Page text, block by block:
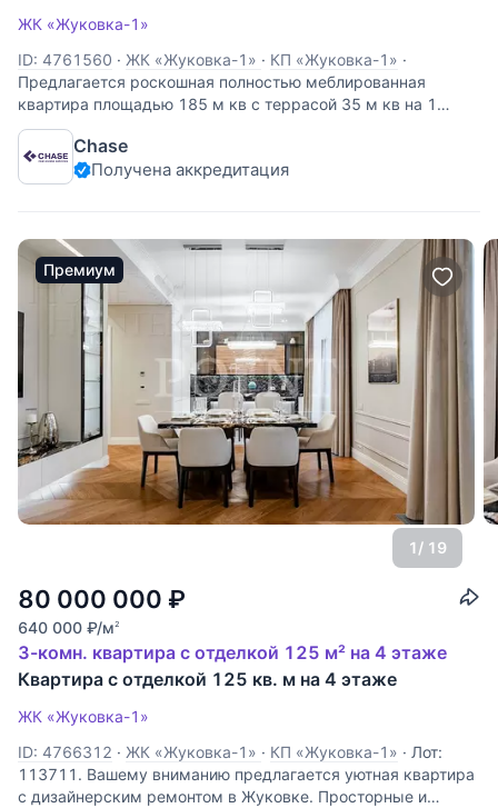
ЖК «Жуковка-1»
ID: 4761560 · ЖК «Жуковка-1» · КП «Жуковка-1» ·
Предлагается роскошная полностью меблированная
квартира площадью 185 м кв с террасой 35 м кв на 1
этаже / 7 этажного дома в КП Жуковка-1! Дизайнерский
ремонт с использованием импортных материалов от
ведущих производителей! Планировка включает в себя
Chase
Получена аккредитация
Премиум
1/ 19
80 000 000 ₽
640 000 ₽/м2
3-комн. квартира с отделкой 125 м² на 4 этаже
Квартира с отделкой 125 кв. м на 4 этаже
ЖК «Жуковка-1»
ID: 4766312 · ЖК «Жуковка-1» · КП «Жуковка-1» · Лот:
113711. Вашему вниманию предлагается уютная квартира
с дизайнерским ремонтом в Жуковке. Просторные и